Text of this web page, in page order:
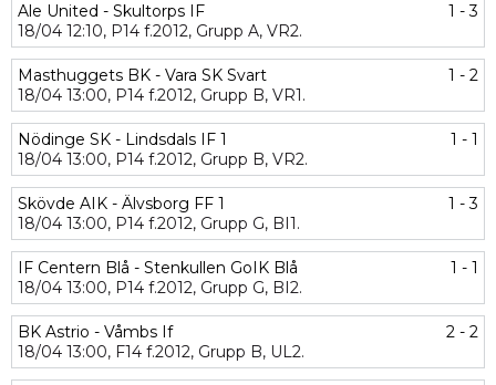
Ale United - Skultorps IF
1 - 3
18/04 12:10, P14 f.2012, Grupp A, VR2.
Masthuggets BK - Vara SK Svart
1 - 2
18/04 13:00, P14 f.2012, Grupp B, VR1.
Nödinge SK - Lindsdals IF 1
1 - 1
18/04 13:00, P14 f.2012, Grupp B, VR2.
Skövde AIK - Älvsborg FF 1
1 - 3
18/04 13:00, P14 f.2012, Grupp G, BI1.
IF Centern Blå - Stenkullen GoIK Blå
1 - 1
18/04 13:00, P14 f.2012, Grupp G, BI2.
BK Astrio - Våmbs If
2 - 2
18/04 13:00, F14 f.2012, Grupp B, UL2.